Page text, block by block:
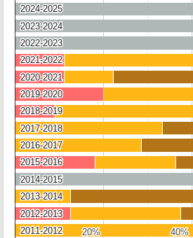
20%
20% 40%
40%
2024-2025
2024-2025
2023-2024
2023-2024
2022-2023
2022-2023
2021-2022
2021-2022
2020-2021
2020-2021
2019-2020
2019-2020
2018-2019
2018-2019
2017-2018
2017-2018
2016-2017
2016-2017
2015-2016
2015-2016
2014-2015
2014-2015
2013-2014
2013-2014
2012-2013
2012-2013
2011-2012
2011-2012